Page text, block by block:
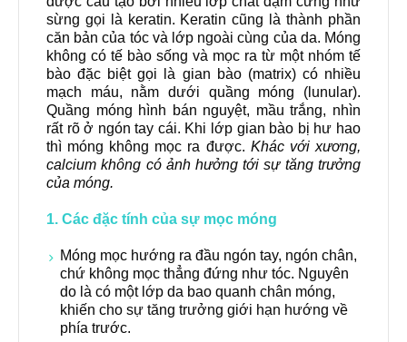
sừng gọi là keratin. Keratin cũng là thành phần
căn bản của tóc và lớp ngoài cùng của da. Móng
không có tế bào sống và mọc ra từ một nhóm tế
bào đặc biệt gọi là gian bào (matrix) có nhiều
mạch máu, nằm dưới quầng móng (lunular).
Quầng móng hình bán nguyệt, mầu trắng, nhìn
rất rõ ở ngón tay cái. Khi lớp gian bào bị hư hao
thì móng không mọc ra được. Khác với xương,
calcium không có ảnh hưởng tới sự tăng trưởng
của móng.
1. Các đặc tính của sự mọc móng
Móng mọc hướng ra đầu ngón tay, ngón chân,
chứ không mọc thẳng đứng như tóc. Nguyên
do là có một lớp da bao quanh chân móng,
khiến cho sự tăng trưởng giới hạn hướng về
phía trước.